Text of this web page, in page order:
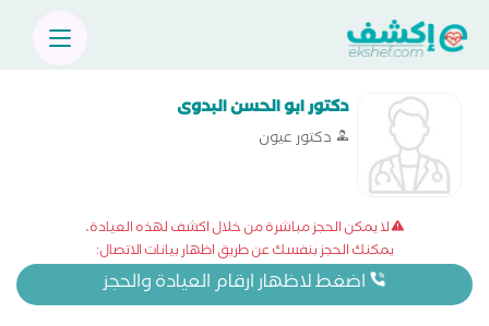
دكتور ابو الحسن البدوى
دكتور عيون
لا يمكن الحجز مباشرة من خلال اكشف لهذه العيادة،
يمكنك الحجز بنفسك عن طريق اظهار بيانات الاتصال:
اضغط لاظهار ارقام العيادة والحجز